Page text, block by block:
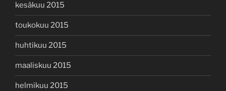
kesäkuu 2015
toukokuu 2015
huhtikuu 2015
maaliskuu 2015
helmikuu 2015